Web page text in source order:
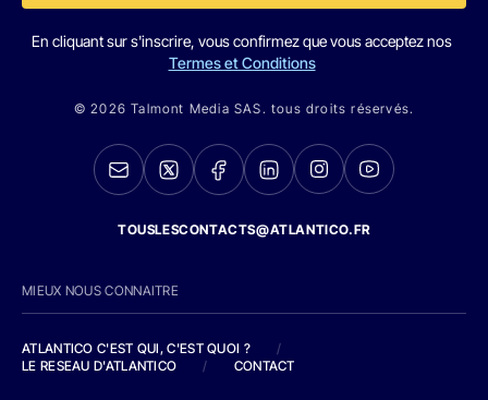
En cliquant sur s'inscrire, vous confirmez que vous acceptez nos
Termes et Conditions
© 2026 Talmont Media SAS. tous droits réservés.
TOUSLESCONTACTS@ATLANTICO.FR
MIEUX NOUS CONNAITRE
ATLANTICO C'EST QUI, C'EST QUOI ?
/
LE RESEAU D'ATLANTICO
/ CONTACT